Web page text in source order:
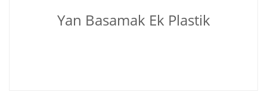
Yan Basamak Ek Plastik